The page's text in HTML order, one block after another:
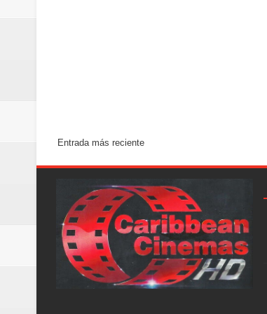
Entrada más reciente